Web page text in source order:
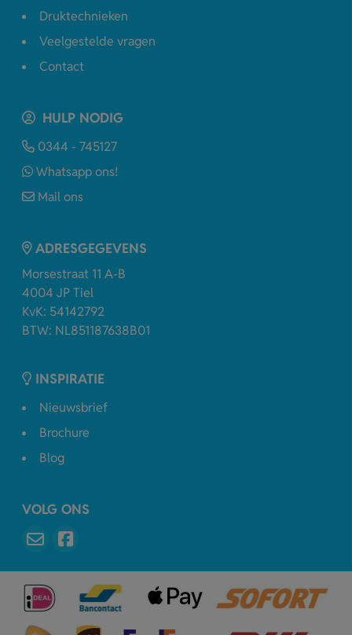
Druktechnieken
Veelgestelde vragen
Contact
HULP NODIG
0344 - 745127
Whatsapp ons!
Mail ons
ADRESGEGEVENS
Morsestraat 11 A-B
4004 JP Tiel
KvK: 54142792
BTW: NL851187638B01
INSPIRATIE
Nieuwsbrief
Brochure
Blog
VOLG ONS